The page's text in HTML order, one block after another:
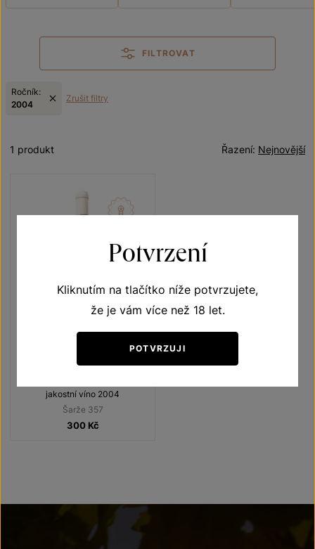
FILTROVAT
Ročník:
2004
Zrušit filtry
Nejnovější
Řazení:
1 produkt
jakostní víno 2004
Šarže 357
300 Kč
Potvrzení
Kliknutím na tlačítko níže potvrzujete,
že je vám více než 18 let.
POTVRZUJI